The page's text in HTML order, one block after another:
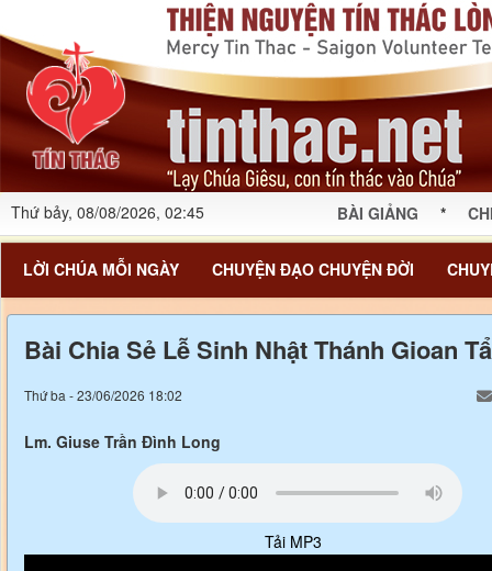
Thứ bảy, 08/08/2026, 02:45 BÀI GIẢNG *
LỜI CHÚA MỖI NGÀY CHUYỆN ĐẠO CHUYỆN ĐỜI
Bài Chia Sẻ Lễ Sinh Nhật Thánh Gioan
Thứ ba - 23/06/2026 18:02
Lm. Giuse Trần Đình Long
Tải MP3